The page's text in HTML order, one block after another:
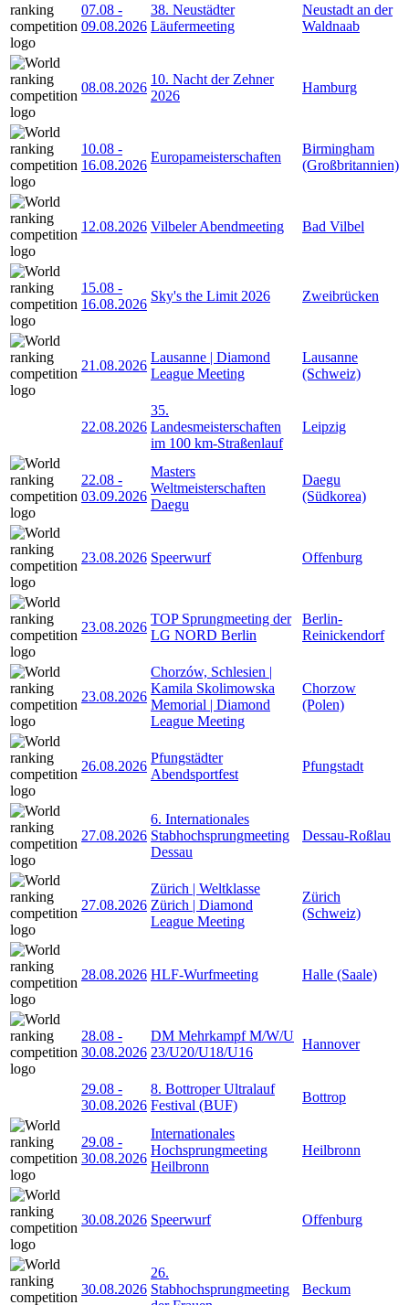
07.08 -
09.08.2026
38. Neustädter
Läufermeeting
Neustadt an der
Waldnaab
08.08.2026
10. Nacht der Zehner
2026
Hamburg
10.08 -
16.08.2026
Europameisterschaften
Birmingham
(Großbritannien)
12.08.2026 Vilbeler Abendmeeting Bad Vilbel
15.08 -
16.08.2026
Sky's the Limit 2026 Zweibrücken
21.08.2026
Lausanne | Diamond
League Meeting
Lausanne
(Schweiz)
22.08.2026
35.
Landesmeisterschaften
im 100 km-Straßenlauf
Leipzig
22.08 -
03.09.2026
Masters
Weltmeisterschaften
Daegu
Daegu
(Südkorea)
23.08.2026 Speerwurf Offenburg
23.08.2026
TOP Sprungmeeting der
LG NORD Berlin
Berlin-
Reinickendorf
23.08.2026
Chorzów, Schlesien |
Kamila Skolimowska
Memorial | Diamond
League Meeting
Chorzow
(Polen)
26.08.2026
Pfungstädter
Abendsportfest
Pfungstadt
27.08.2026
6. Internationales
Stabhochsprungmeeting
Dessau
Dessau-Roßlau
27.08.2026
Zürich | Weltklasse
Zürich | Diamond
League Meeting
Zürich
(Schweiz)
28.08.2026 HLF-Wurfmeeting Halle (Saale)
28.08 -
30.08.2026
DM Mehrkampf M/W/U
23/U20/U18/U16
Hannover
29.08 -
30.08.2026
8. Bottroper Ultralauf
Festival (BUF)
Bottrop
29.08 -
30.08.2026
Internationales
Hochsprungmeeting
Heilbronn
Heilbronn
30.08.2026 Speerwurf Offenburg
30.08.2026
26.
Stabhochsprungmeeting
Beckum